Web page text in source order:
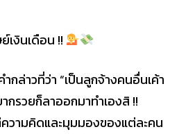
เงินเดือน !!
กล่าวที่ว่า “เป็นลูกจ้างคนอื่นเค้า
ากรวยก็ลาออกมาทำเองสิ !!
วามคิดและมุมมองของแต่ละคน